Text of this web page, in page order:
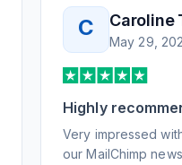
knowledgeable,
understand the
weeks, but after
support, all of my
that my users
Honestly, it has
experience, and I
know to RSS.app
C Caroline
May 29,
Highly
Very impressed
our MailChimp